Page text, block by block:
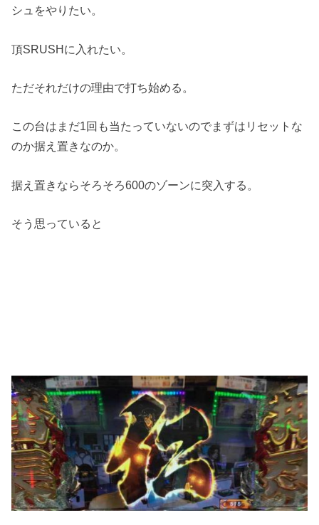
シュをやりたい。
頂SRUSHに入れたい。
ただそれだけの理由で打ち始める。
この台はまだ1回も当たっていないのでまずはリセットな
のか据え置きなのか。
据え置きならそろそろ600のゾーンに突入する。
そう思っていると